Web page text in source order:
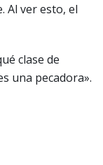
Al ver esto, el
clase de
una pecadora».